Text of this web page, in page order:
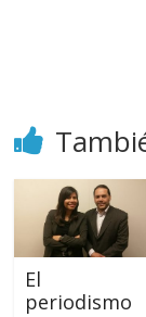
El
periodismo